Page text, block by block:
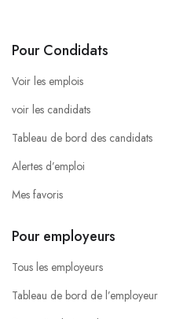
Pour Condidats
Voir les emplois
voir les candidats
Tableau de bord des candidats
Alertes d’emploi
Mes favoris
Pour employeurs
Tous les employeurs
Tableau de bord de l’employeur